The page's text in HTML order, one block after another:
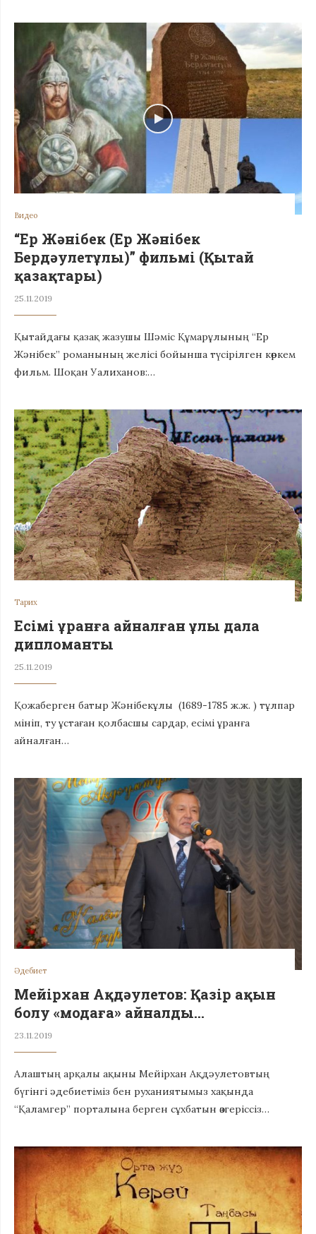
Видео
“Ер Жәнібек (Ер Жәнібек
Бердәулетұлы)” фильмі (Қытай
қазақтары)
25.11.2019
Қытайдағы қазақ жазушы Шәміс Құмарұлының “Ер
Жәнібек” романының желісі бойынша түсірілген көркем
фильм. Шоқан Уалиханов:…
Тарих
Есімі ұранға айналған ұлы дала
дипломанты
25.11.2019
Қожаберген батыр Жәнібекұлы (1689-1785 ж.ж. ) тұлпар
мініп, ту ұстаған қолбасшы сардар, есімі ұранға
айналған…
Әдебиет
Мейірхан Ақдәулетов: Қазір ақын
болу «модаға» айналды…
23.11.2019
Алаштың арқалы ақыны Мейірхан Ақдәулетовтың
бүгінгі әдебиетіміз бен руханиятымыз хақында
“Қаламгер” порталына берген сұхбатын өзгеріссіз…